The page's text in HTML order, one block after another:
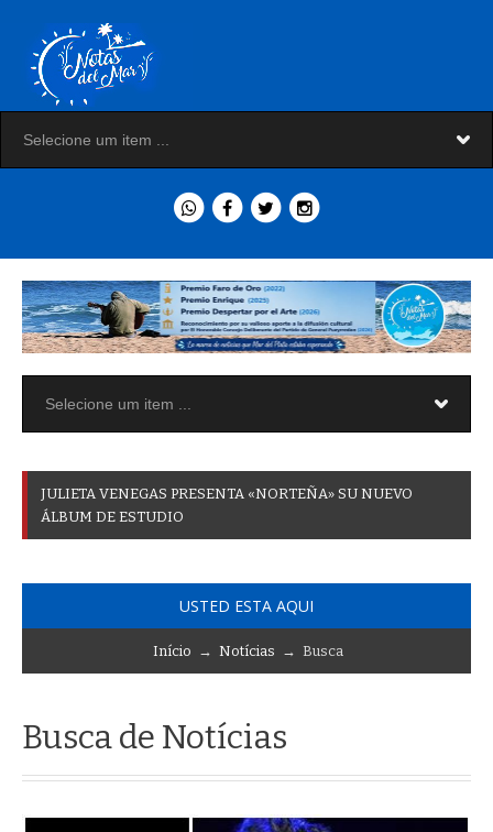
JULIETA VENEGAS PRESENTA «NORTEÑA» SU NUEVO
ÁLBUM DE ESTUDIO
USTED ESTA AQUI
Início → Notícias → Busca
Busca de Notícias